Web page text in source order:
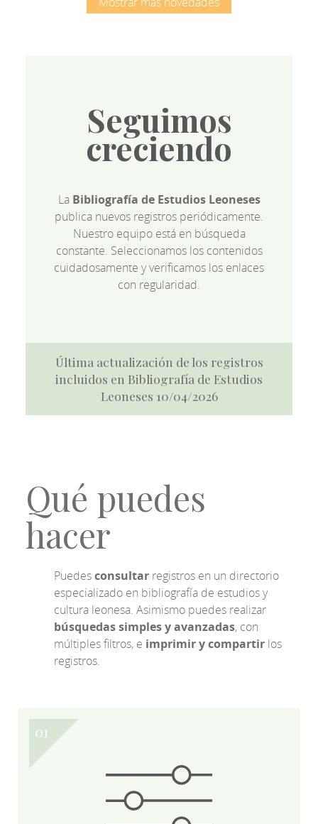
Seguimos
creciendo
La Bibliografía de Estudios Leoneses
publica nuevos registros periódicamente.
Nuestro equipo está en búsqueda
constante. Seleccionamos los contenidos
cuidadosamente y verificamos los enlaces
con regularidad.
Última actualización de los registros
incluidos en Bibliografía de Estudios
Leoneses 10/04/2026
Qué puedes
hacer
Puedesconsultar registros en un directorio
especializado en bibliografía de estudios y
cultura leonesa. Asimismo puedes realizar
búsquedas simples y avanzadas, con
múltiples filtros, e imprimir y compartir los
registros.